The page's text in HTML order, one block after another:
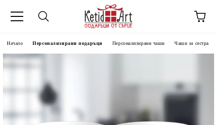
Начало Персонализирани подаръци Персонализирани чаши Чаши за сестра